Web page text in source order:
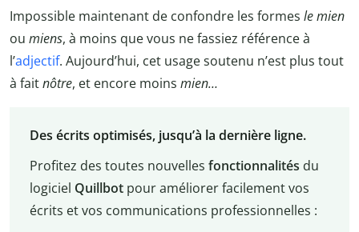
Impossible maintenant de confondre les formes le mien
ou miens, à moins que vous ne fassiez référence à
l’adjectif. Aujourd’hui, cet usage soutenu n’est plus tout
à faitnôtre, et encore moins mien…
Des écrits optimisés, jusqu’à la dernière ligne.
Profitez des toutes nouvelles fonctionnalités du
logiciel Quillbotpour améliorer facilement vos
écrits et vos communications professionnelles :